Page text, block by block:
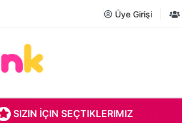
Üye Girişi
SIZIN İÇIN SEÇTIKLERIMIZ